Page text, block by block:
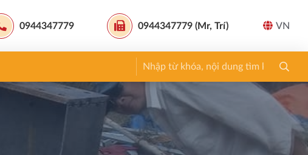
0944347779 0944347779 (Mr, Trí) VN